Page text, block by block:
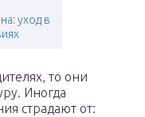
уход в
то они
Иногда
страдают от: